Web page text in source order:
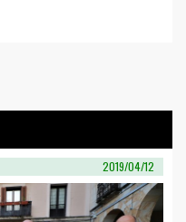
2019/04/12